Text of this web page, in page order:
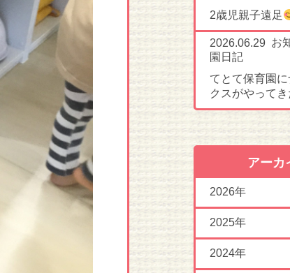
2歳児親子遠足
2026.06.29 お
園日記
てとて保育園
クスがやってき
アーカ
2026年
2025年
2024年